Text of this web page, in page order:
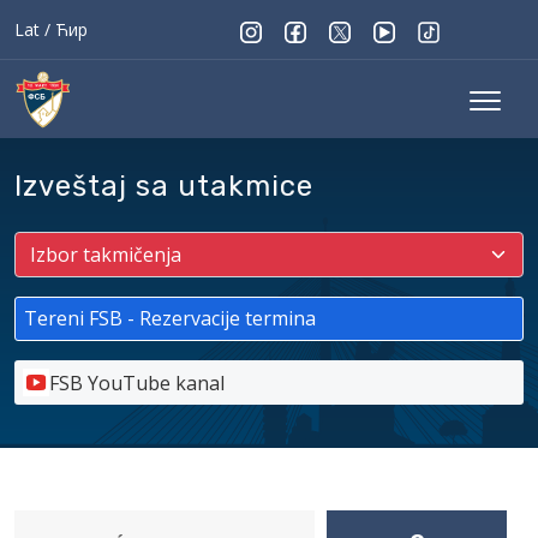
Lat / Ћир
Izveštaj sa utakmice
Tereni FSB - Rezervacije termina
FSB YouTube kanal